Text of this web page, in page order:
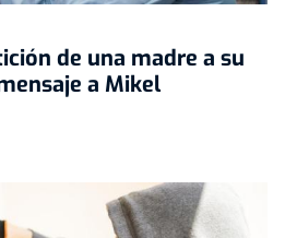
de una madre a su
a Mikel